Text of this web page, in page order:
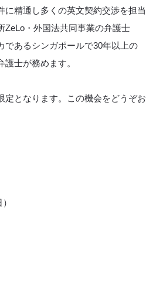
に精通し多くの英文契約交渉を担当
ZeLo・外国法共同事業の弁護士
であるシンガポールで30年以上の
士が務めます。
定となります。この機会をどうぞお